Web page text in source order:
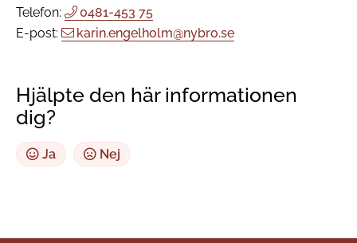
Telefon:
0481-453 75
E-post:
karin.engelholm@nybro.se
Hjälpte den här informationen
dig?
Ja Nej